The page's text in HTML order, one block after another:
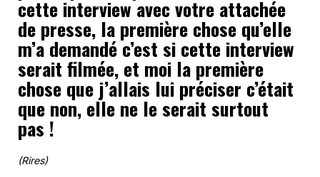
cette interview avec votre attachée
de presse, la première chose qu’elle
m’a demandé c’est si cette interview
serait filmée, et moi la première
chose que j’allais lui préciser c’était
que non, elle ne le serait surtout
pas !
(Rires)